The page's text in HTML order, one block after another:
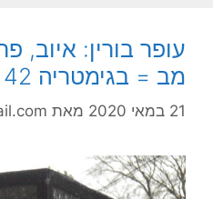
עופר בורין: איוב,
מב = בגימטריה 42
21 במאי 2020 מאת